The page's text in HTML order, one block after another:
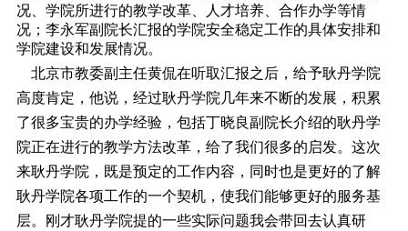
况、学院所进行的教学改革、人才培养、合作办学等情
况；李永军副院长汇报的学院安全稳定工作的具体安排和
学院建设和发展情况。
北京市教委副主任黄侃在听取汇报之后，给予耿丹学院
高度肯定，他说，经过耿丹学院几年来不断的发展，积累
了很多宝贵的办学经验，包括丁晓良副院长介绍的耿丹学
院正在进行的教学方法改革，给了我们很多的启发。这次
来耿丹学院，既是预定的工作内容，同时也是更好的了解
耿丹学院各项工作的一个契机，使我们能够更好的服务基
层。刚才耿丹学院提的一些实际问题我会带回去认真研